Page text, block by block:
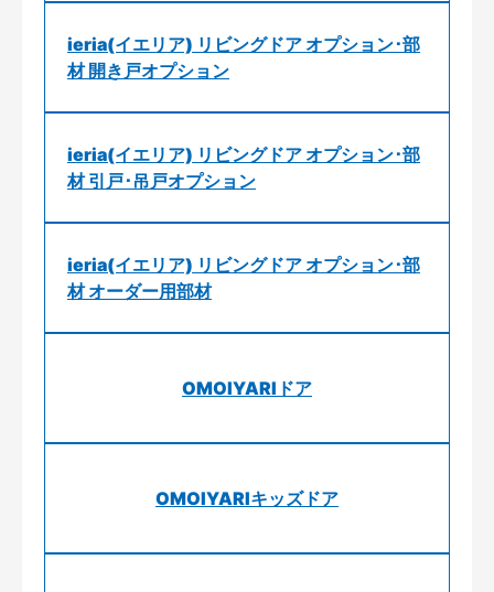
ieria(イエリア) リビングドア オプション･部
材 開き戸オプション
ieria(イエリア) リビングドア オプション･部
材 引戸･吊戸オプション
ieria(イエリア) リビングドア オプション･部
材 オーダー用部材
OMOIYARIドア
OMOIYARIキッズドア